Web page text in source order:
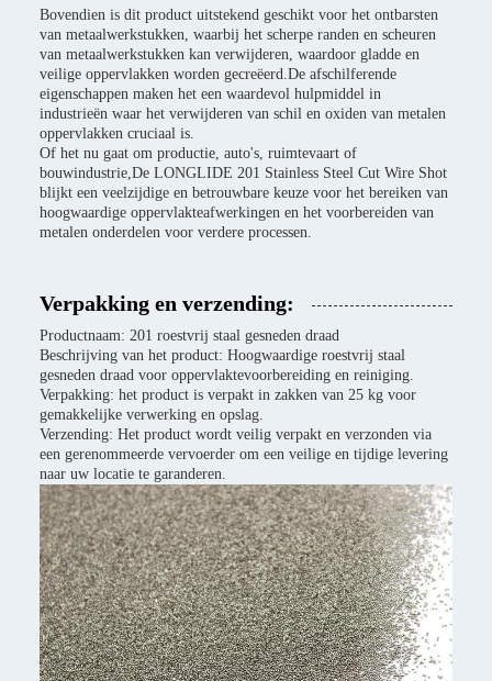
Bovendien is dit product uitstekend geschikt voor het ontbarsten
van metaalwerkstukken, waarbij het scherpe randen en scheuren
van metaalwerkstukken kan verwijderen, waardoor gladde en
veilige oppervlakken worden gecreëerd.De afschilferende
eigenschappen maken het een waardevol hulpmiddel in
industrieën waar het verwijderen van schil en oxiden van metalen
oppervlakken cruciaal is.
Of het nu gaat om productie, auto's, ruimtevaart of
bouwindustrie,De LONGLIDE 201 Stainless Steel Cut Wire Shot
blijkt een veelzijdige en betrouwbare keuze voor het bereiken van
hoogwaardige oppervlakteafwerkingen en het voorbereiden van
metalen onderdelen voor verdere processen.
Verpakking en verzending:
Productnaam: 201 roestvrij staal gesneden draad
Beschrijving van het product: Hoogwaardige roestvrij staal
gesneden draad voor oppervlaktevoorbereiding en reiniging.
Verpakking: het product is verpakt in zakken van 25 kg voor
gemakkelijke verwerking en opslag.
Verzending: Het product wordt veilig verpakt en verzonden via
een gerenommeerde vervoerder om een veilige en tijdige levering
naar uw locatie te garanderen.